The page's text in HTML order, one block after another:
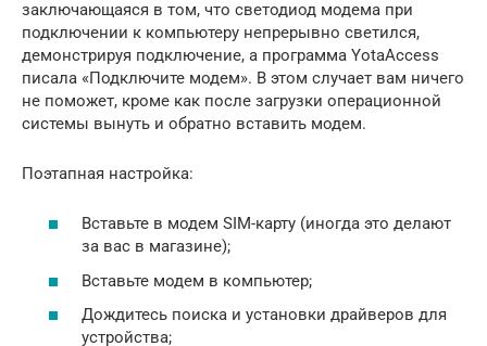
заключающаяся в том, что светодиод модема при
подключении к компьютеру непрерывно светился,
демонстрируя подключение, а программа YotaAccess
писала «Подключите модем». В этом случает вам ничего
не поможет, кроме как после загрузки операционной
системы вынуть и обратно вставить модем.
Поэтапная настройка:
Вставьте в модем SIM-карту (иногда это делают
за вас в магазине);
Вставьте модем в компьютер;
Дождитесь поиска и установки драйверов для
устройства;